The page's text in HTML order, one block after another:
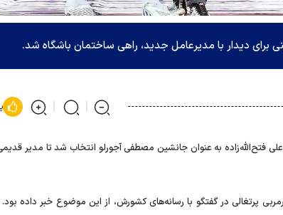
برای دیدار با مدیرعامل جدید، راهی ساختمان باشگاه شد.
فتح‌الله‌زاده به عنوان جانشین مصطفی آجورلو انتخاب شد تا مدیر
پرتغالی در گفتگو با رسانه‌های کشورش، از این موضوع خبر داده بود.